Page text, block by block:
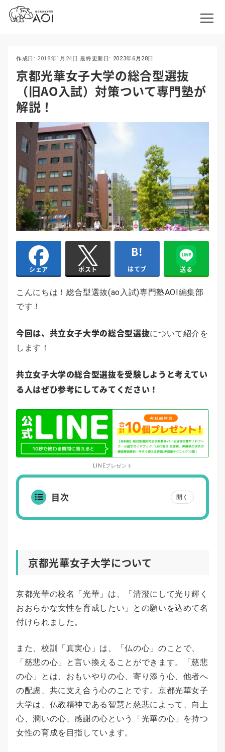
作成日: 2018年1月24日最終更新日: 2023年6月28日
京都光華女子大学の総合型選抜
（旧AO入試）対策ついて専門塾が
解説！
シェア ポスト はてブ 送る
こんにちは！総合型選抜(ao入試)専門塾AOI編集部
です！
今回は、 共立女子大学の総合型選抜について紹介を
します！
共立女子大学の総合型選抜を受験しようと考えてい
る人はぜひ参考にしてみてください！
LINEプレゼント
目次 開く
京都光華女子大学について
京都光華の校名「光華」は、「清澄にして光り輝く
おおらかな女性を育成したい」との願いを込めて名
付けられました。
また、校訓「真実心」は、「仏の心」のことで、
「慈悲の心」と言い換えることができます。「慈悲
の心」とは、おもいやりの心、寄り添う心、他者へ
の配慮、共に支え合う心のことです。京都光華女子
大学は、仏教精神である智慧と慈悲によって、向上
心、潤いの心、感謝の心という「光華の心」を持つ
女性の育成を目指しています。